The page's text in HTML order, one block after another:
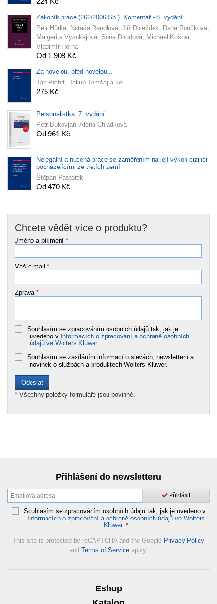
Zákoník práce (262/2006 Sb.). Komentář - 8. vydání
Petr Hůrka, Nataša Randlová, Jiří Doležílek, Dana Roučková,
Margerita Vysokajová, Soňa Doudová, Michael Košnar,
Vladimír Horna
Od 1 908 Kč
Za novelou, před novelou...
Jan Pichrt, Jakub Tomšej a kol.
275 Kč
Personalistka, 7. vydání
Petr Bukovjan, Alena Chládková
Od 961 Kč
Nelegální a nucená práce se zaměřením na její výkon cizinci
pocházejícími ze třetích zemí
Štěpán Pastorek
Od 470 Kč
Chcete vědět více o produktu?
Jméno a příjmení *
Váš e-mail *
Zpráva *
Souhlasím se zpracováním osobních údajů tak, jak je
uvedeno v Informacích o zpracování a ochraně osobních
údajů ve Wolters Kluwer.
Souhlasím se zasíláním informací o slevách, newsletterů a
novinek o službách a produktech Wolters Kluwer.
* Všechny položky formuláře jsou povinné.
Přihlášení do newsletteru
Přihlásit
Souhlasím se zpracováním osobních údajů tak, jak je uvedeno v
Informacích o zpracování a ochraně osobních údajů ve Wolters
Kluwer. *
This site is protected by reCAPTCHA and the Google Privacy Policy
and Terms of Service apply.
Eshop